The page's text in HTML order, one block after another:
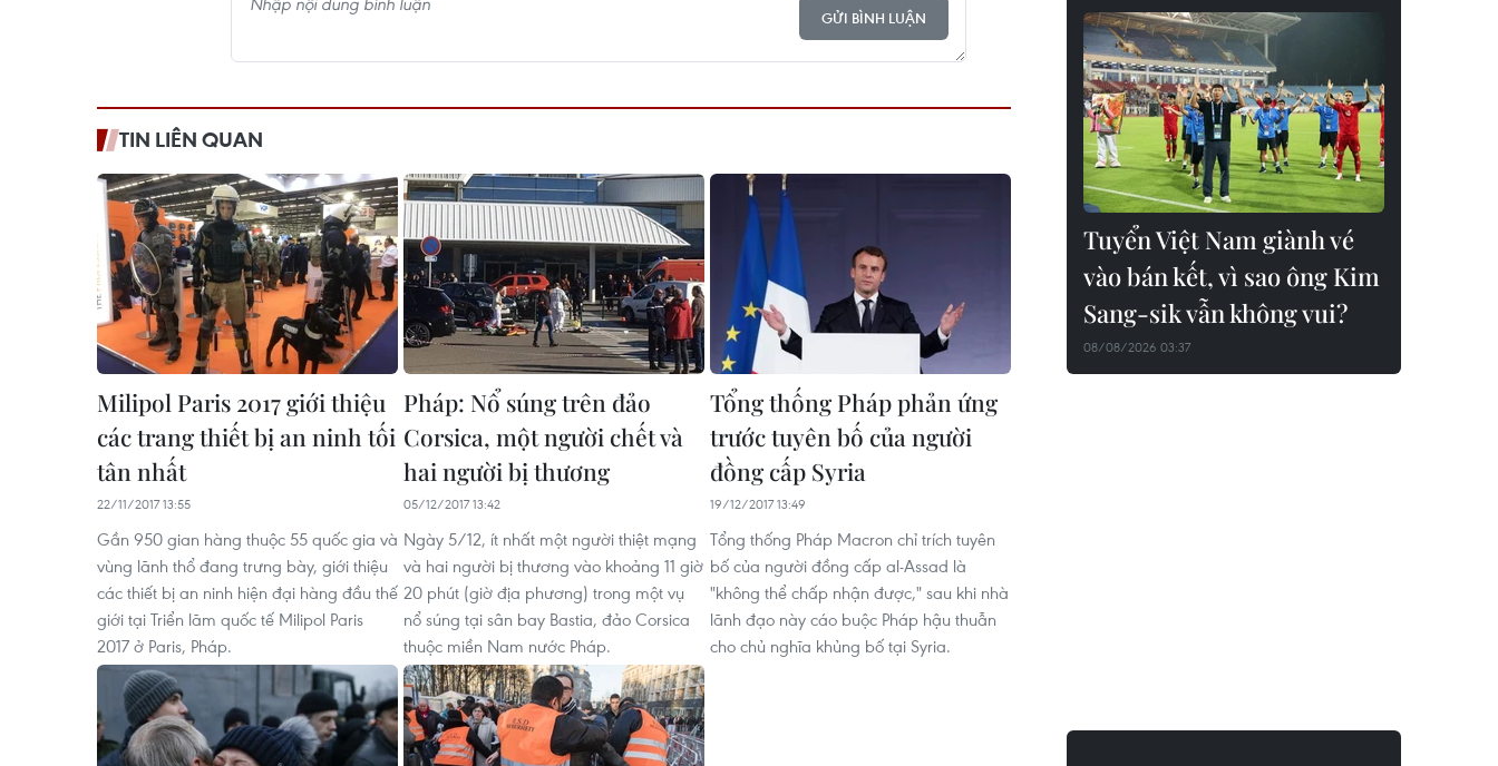
GỬI BÌNH LUẬN
TIN LIÊN QUAN
Milipol Paris 2017 giới thiệu
các trang thiết bị an ninh tối
tân nhất
22/11/2017 13:55
Gần 950 gian hàng thuộc 55 quốc gia và
vùng lãnh thổ đang trưng bày, giới thiệu
các thiết bị an ninh hiện đại hàng đầu thế
giới tại Triển lãm quốc tế Milipol Paris
2017 ở Paris, Pháp.
Pháp: Nổ súng trên đảo
Corsica, một người chết và
hai người bị thương
05/12/2017 13:42
Ngày 5/12, ít nhất một người thiệt mạng
và hai người bị thương vào khoảng 11 giờ
20 phút (giờ địa phương) trong một vụ
nổ súng tại sân bay Bastia, đảo Corsica
thuộc miền Nam nước Pháp.
Tổng thống Pháp phản ứng
trước tuyên bố của người
đồng cấp Syria
19/12/2017 13:49
Tổng thống Pháp Macron chỉ trích tuyên
bố của người đồng cấp al-Assad là
"không thể chấp nhận được," sau khi nhà
lãnh đạo này cáo buộc Pháp hậu thuẫn
cho chủ nghĩa khủng bố tại Syria.
Tuyển Việt Nam giành vé
vào bán kết, vì sao ông Kim
Sang-sik vẫn không vui?
08/08/2026 03:37